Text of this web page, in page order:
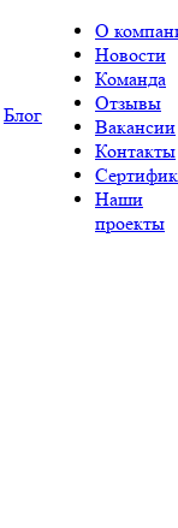
Блог
О
Новости
Команда
Отзывы
Вакансии
Контакты
Наши
проекты